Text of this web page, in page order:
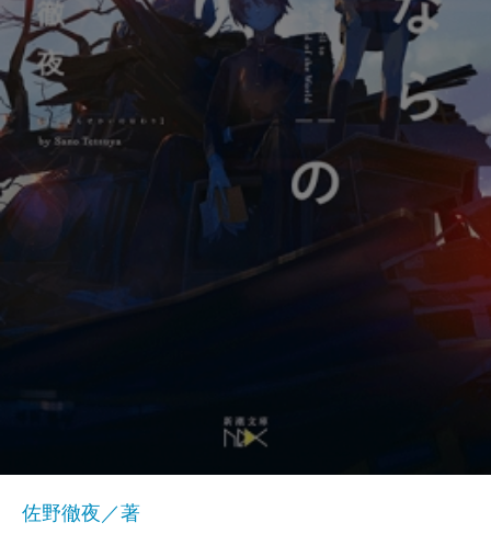
佐野徹夜／著